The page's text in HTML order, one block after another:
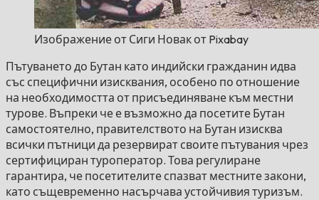
Изображение от Сиги Новак от Pixabay
Пътуването до Бутан като индийски гражданин идва
със специфични изисквания, особено по отношение
на необходимостта от присъединяване към местни
турове. Въпреки че е възможно да посетите Бутан
самостоятелно, правителството на Бутан изисква
всички пътници да резервират своите пътувания чрез
сертифициран туроператор. Това регулиране
гарантира, че посетителите спазват местните закони,
като същевременно насърчава устойчивия туризъм.